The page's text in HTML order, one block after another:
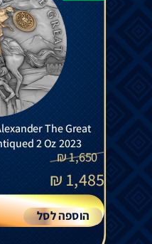
The Great
2 Oz 2023
1,650
₪
1,485
₪
הוספה לסל